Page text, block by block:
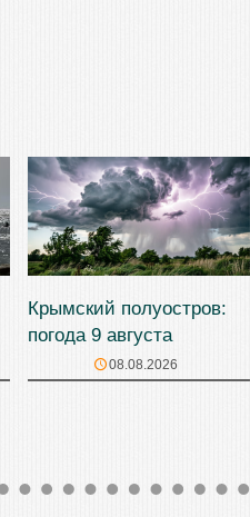
Крымский полуостров:
погода 9 августа
08.08.2026